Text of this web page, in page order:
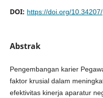
DOI: https://doi.org/10.34207/
Abstrak
Pengembangan karier
faktor krusial dalam
efektivitas kinerja aparatur